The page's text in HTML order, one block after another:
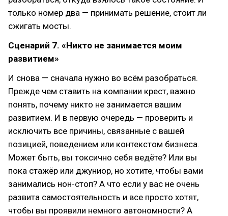
только номер два — принимать решение, стоит ли
сжигать мосты.
Сценарий 7. «Никто не занимается моим
развитием»
И снова — сначала нужно во всём разобраться.
Прежде чем ставить на компании крест, важно
понять, почему никто не занимается вашим
развитием. И в первую очередь — проверить и
исключить все причины, связанные с вашей
позицией, поведением или контекстом бизнеса.
Может быть, вы токсично себя ведёте? Или вы
пока стажёр или джуниор, но хотите, чтобы вами
занимались нон-стоп? А что если у вас не очень
развита самостоятельность и все просто хотят,
чтобы вы проявили немного автономности? А